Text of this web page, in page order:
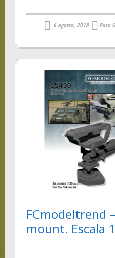
6 agosto, 2018 Paco
FCmodeltrend
mount. Escala